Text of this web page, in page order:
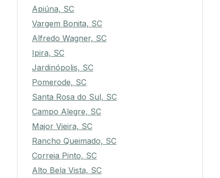
Apiúna, SC
Vargem Bonita, SC
Alfredo Wagner, SC
Ipira, SC
Jardinópolis, SC
Pomerode, SC
Santa Rosa do Sul, SC
Campo Alegre, SC
Major Vieira, SC
Rancho Queimado, SC
Correia Pinto, SC
Alto Bela Vista, SC